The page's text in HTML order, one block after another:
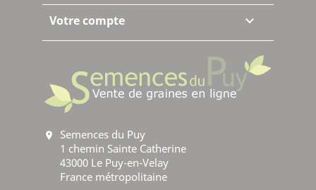
Votre compte 
location_on
Semences du Puy
1 chemin Sainte Catherine
43000 Le Puy-en-Velay
France métropolitaine